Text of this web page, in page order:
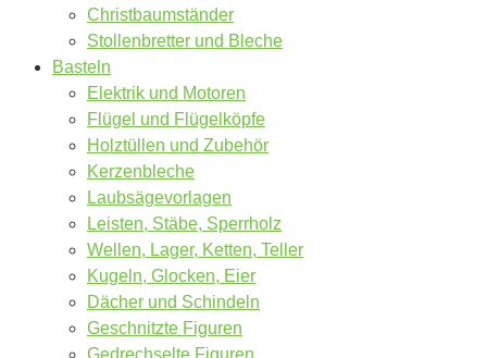
Christbaumständer
Stollenbretter und Bleche
Basteln
Elektrik und Motoren
Flügel und Flügelköpfe
Holztüllen und Zubehör
Kerzenbleche
Laubsägevorlagen
Leisten, Stäbe, Sperrholz
Wellen, Lager, Ketten, Teller
Kugeln, Glocken, Eier
Dächer und Schindeln
Geschnitzte Figuren
Gedrechselte Figuren